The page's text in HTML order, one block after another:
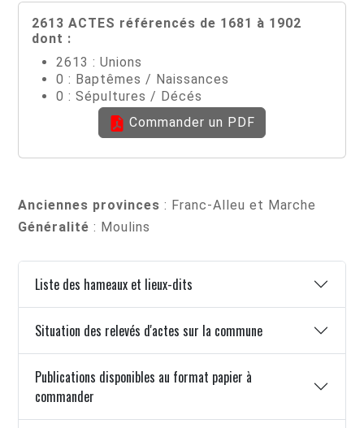
2613 ACTES référencés de 1681 à 1902
dont :
2613 : Unions
0 : Baptêmes / Naissances
0 : Sépultures / Décés
Commander un PDF
Anciennes provinces : Franc-Alleu et Marche
Généralité : Moulins
Liste des hameaux et lieux-dits
Situation des relevés d'actes sur la commune
Publications disponibles au format papier à
commander